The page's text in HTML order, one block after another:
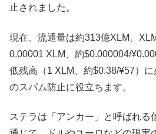
止されました。
現在、流通量は約313億XLM。
0.00001 XLM、約$0.000004/
低残高（1 XLM、約$0.38/¥57）
のスパム防止に役立ちます。
ステラは「アンカー」と呼ばれる